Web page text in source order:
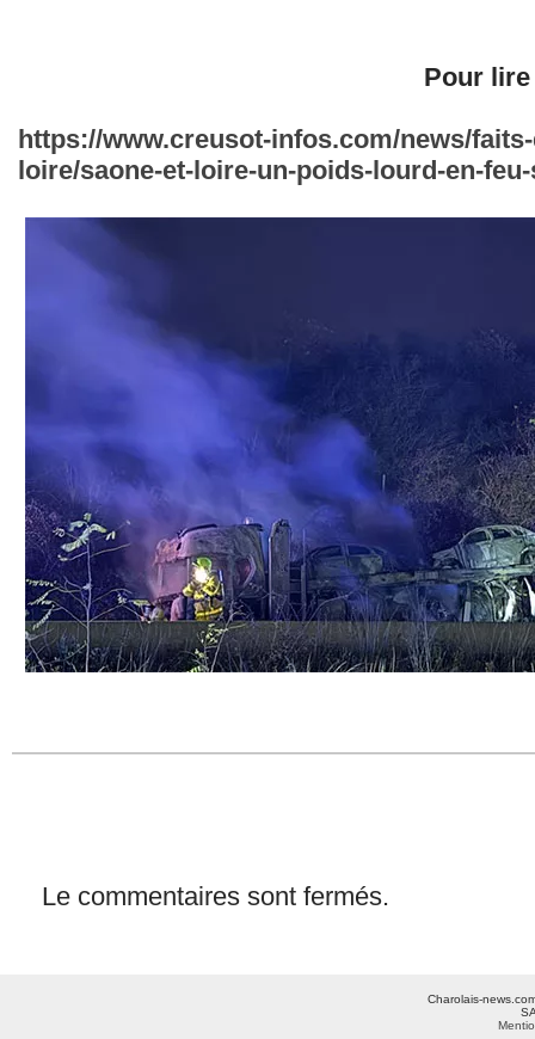
Pour
https://www.creusot-infos.com/news/
loire/saone-et-loire-un-poids-lourd-en-
Le commentaires sont fermés.
Charolais-